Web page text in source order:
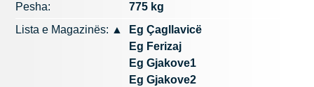
Pesha:
775 kg
Lista e Magazinës: ▲
Eg Çagllavicë
Eg Ferizaj
Eg Gjakove1
Eg Gjakove2